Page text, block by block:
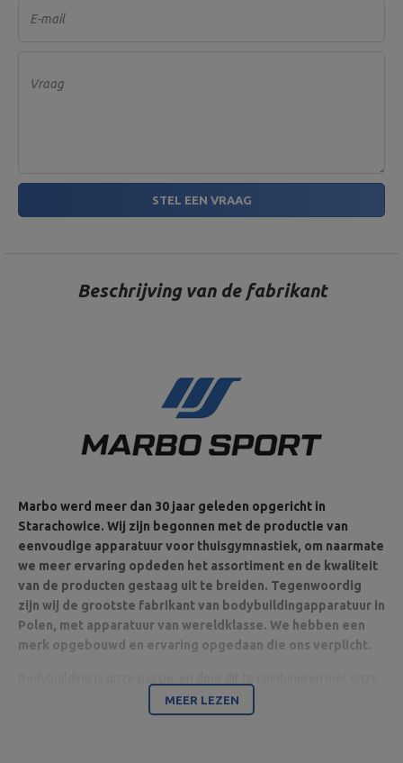
E-mail
Vraag
STEL EEN VRAAG
Beschrijving van de fabrikant
Marbo werd meer dan 30 jaar geleden opgericht in
Starachowice. Wij zijn begonnen met de productie van
eenvoudige apparatuur voor thuisgymnastiek, om naarmate
we meer ervaring opdeden het assortiment en de kwaliteit
van de producten gestaag uit te breiden. Tegenwoordig
zijn wij de grootste fabrikant van bodybuildingapparatuur in
Polen, met apparatuur van wereldklasse. We hebben een
merk opgebouwd en ervaring opgedaan die ons verplicht.
ultramoderne machines zijn wij in staat apparatuur van de
hoogste kwaliteit te leveren, gemaakt met aandacht voor detail
MEER LEZEN